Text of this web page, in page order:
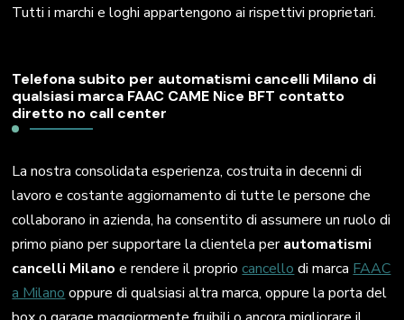
Tutti i marchi e loghi appartengono ai rispettivi proprietari.
Telefona subito per automatismi cancelli Milano di
qualsiasi marca FAAC CAME Nice BFT contatto
diretto no call center
La nostra consolidata esperienza, costruita in decenni di
lavoro e costante aggiornamento di tutte le persone che
collaborano in azienda, ha consentito di assumere un ruolo di
primo piano per supportare la clientela perautomatismi
cancelli Milano e rendere il propriocancellodi marcaFAAC
a Milanooppure di qualsiasi altra marca, oppure la porta del